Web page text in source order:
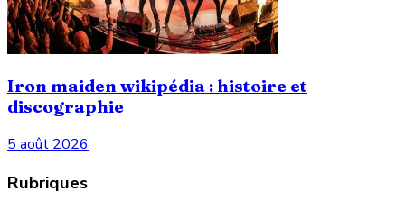
Iron maiden wikipédia : histoire et
discographie
5 août 2026
Rubriques